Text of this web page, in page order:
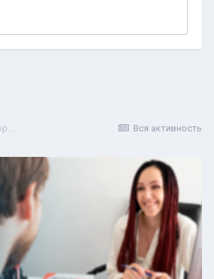
Вся активность
Может ли суд отказать в удовлетворении жалобы только на основании "формальной явки" в комиссию?